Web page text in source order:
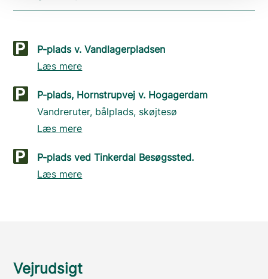
P-plads v. Vandlagerpladsen
Læs mere
P-plads, Hornstrupvej v. Hogagerdam
Vandreruter, bålplads, skøjtesø
Læs mere
P-plads ved Tinkerdal Besøgssted.
Læs mere
Vejrudsigt